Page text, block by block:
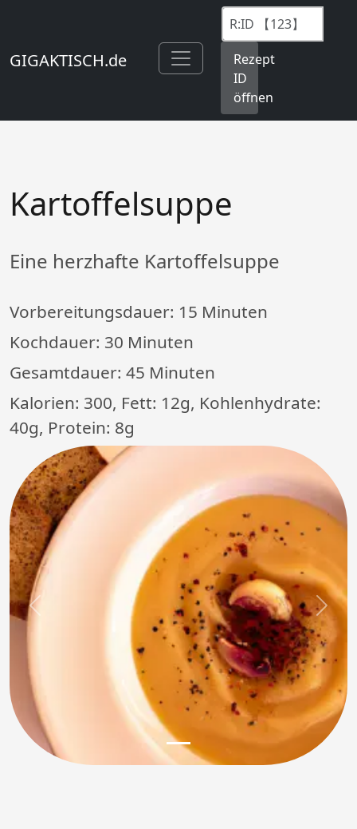
GIGAKTISCH.de
Rezept
ID
öffnen
Kartoffelsuppe
Eine herzhafte Kartoffelsuppe
Vorbereitungsdauer: 15 Minuten
Kochdauer: 30 Minuten
Gesamtdauer: 45 Minuten
Kalorien: 300, Fett: 12g, Kohlenhydrate:
40g, Protein: 8g
Previous Next